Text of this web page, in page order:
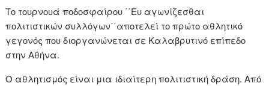
Το τουρνουά ποδοσφαίρου ΄΄Ευ αγωνίζεσθαι
πολιτιστικών συλλόγων΄΄αποτελεί το πρώτο αθλητικό
γεγονός που διοργανώνεται σε Καλαβρυτινό επίπεδο
στην Αθήνα.
Ο αθλητισμός είναι μια ιδιαίτερη πολιτιστική δράση. Από